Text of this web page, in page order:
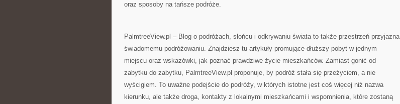
oraz sposoby na tańsze podróże.
PalmtreeView.pl – Blog o podróżach, słońcu i odkrywaniu świata to także przestrzeń przyjazna
świadomemu podróżowaniu. Znajdziesz tu artykuły promujące dłuższy pobyt w jednym
miejscu oraz wskazówki, jak poznać prawdziwe życie mieszkańców. Zamiast gonić od
zabytku do zabytku, PalmtreeView.pl proponuje, by podróż stała się przeżyciem, a nie
wyścigiem. To uważne podejście do podróży, w których istotne jest coś więcej niż nazwa
kierunku, ale także droga, kontakty z lokalnymi mieszkańcami i wspomnienia, które zostaną